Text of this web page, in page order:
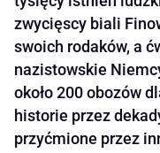
zwycięscy biali
swoich rodaków, a
nazistowskie
około 200 obozów
historie przez
przyćmione przez